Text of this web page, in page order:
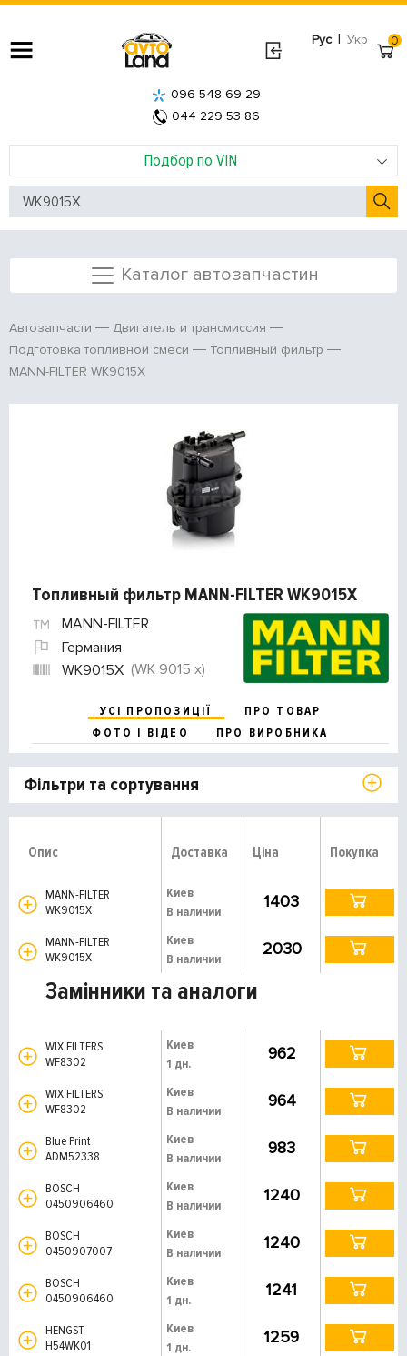
Рус | Укр
Подбор по VIN
096 548 69 29
044 229 53 86
0
Каталог автозапчастин
Автозапчасти
Двигатель и трансмиссия
Подготовка топливной смеси
Топливный фильтр
MANN-FILTER WK9015X
Топливный фильтр MANN-FILTER WK9015X
MANN-FILTER
Германия
WK9015X (WK 9015 x)
УСІ ПРОПОЗИЦІЇ
ПРО ТОВАР
ФОТО І ВІДЕО
ПРО ВИРОБНИКА
Фільтри та сортування
Опис Доставка Ціна Покупка
MANN-FILTER
WK9015X
Киев
В наличии
1403
MANN-FILTER
WK9015X
Киев
В наличии
2030
Замінники та аналоги
WIX FILTERS
WF8302
Киев
1 дн.
962
WIX FILTERS
WF8302
Киев
В наличии
964
Blue Print
ADM52338
Киев
В наличии
983
BOSCH
0450906460
Киев
В наличии
1240
BOSCH
0450907007
Киев
В наличии
1240
BOSCH
0450906460
Киев
1 дн.
1241
HENGST
H54WK01
Киев
1 дн.
1259